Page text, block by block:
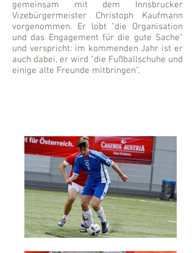
gemeinsam mit dem Innsbrucker
Vizebürgermeister Christoph Kaufmann
vorgenommen. Er lobt "die Organisation
und das Engagement für die gute Sache"
und verspricht: im kommenden Jahr ist er
auch dabei, er wird "die Fußballschuhe und
einige alte Freunde mitbringen".